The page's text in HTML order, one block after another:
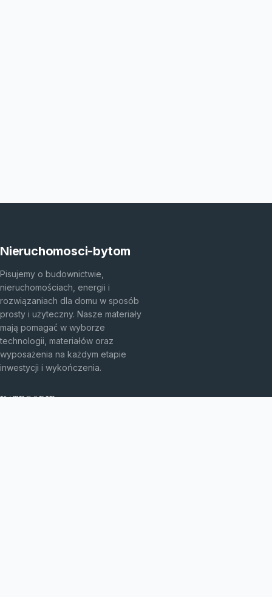
Nieruchomosci-bytom
Pisujemy o budownictwie,
nieruchomościach, energii i
rozwiązaniach dla domu w sposób
prosty i użyteczny. Nasze materiały
mają pomagać w wyborze
technologii, materiałów oraz
wyposażenia na każdym etapie
inwestycji i wykończenia.
KATEGORIE